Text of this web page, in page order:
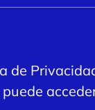
de
puede